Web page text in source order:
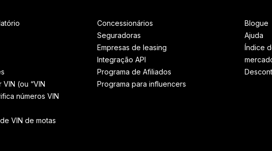
(ou “VIN
números VIN
VIN de motas
Concessionários
Seguradoras
Empresas de leasing
Integração API
Programa de Afiliados
Programa para influencers
Blogue
Ajuda
Índice